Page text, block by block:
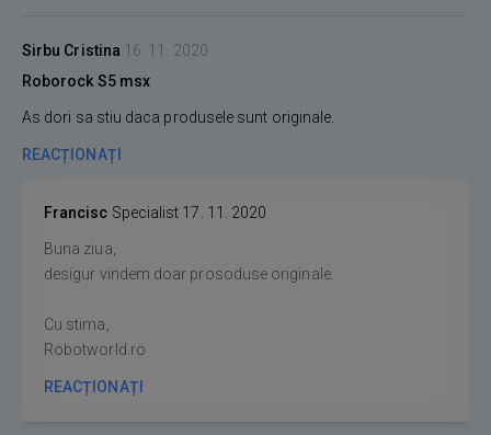
Sirbu Cristina 16. 11. 2020
Roborock S5 msx
As dori sa stiu daca produsele sunt originale.
REACȚIONAȚI
Francisc Specialist 17. 11. 2020
Buna ziua,
desigur vindem doar prosoduse originale.
Cu stima,
Robotworld.ro
REACȚIONAȚI